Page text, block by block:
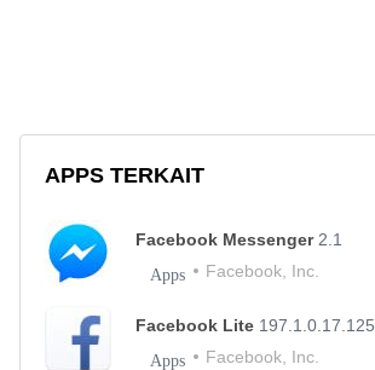
APPS TERKAIT
Facebook Messenger2.1
Apps Facebook, Inc.
Facebook Lite 197.1.0.17.125
Apps Facebook, Inc.